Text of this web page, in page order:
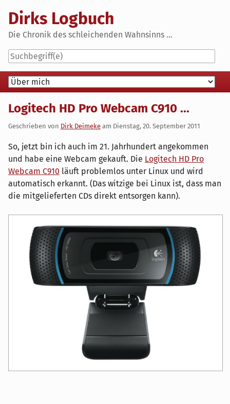
content
Dirks Logbuch
Die Chronik des schleichenden Wahnsinns ...
Navigation
Logitech HD Pro Webcam C910 ...
Geschrieben von Dirk Deimeke am Dienstag, 20. September 2011
So, jetzt bin ich auch im 21. Jahrhundert angekommen
und habe eine Webcam gekauft. Die Logitech HD Pro
Webcam C910 läuft problemlos unter Linux und wird
automatisch erkannt. (Das witzige bei Linux ist, dass man
die mitgelieferten CDs direkt entsorgen kann).